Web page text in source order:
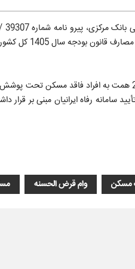
قرض¬الحسنه مسکن
تسهیلات قرض الحسنه مسکن محرومین در سال 1405 تا سقف کلی 20
سامانه رفاه ایرانیان مبنی بر
مسکن وام قرض الحسنه